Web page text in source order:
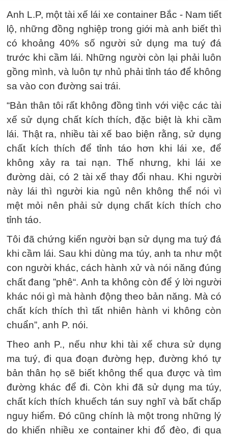
Anh L.P, một tài xế lái xe container Bắc - Nam tiết
lộ, những đồng nghiệp trong giới mà anh biết thì
có khoảng 40% số người sử dụng ma tuý đá
trước khi cầm lái. Những người còn lại phải luôn
gồng mình, và luôn tự nhủ phải tỉnh táo để không
sa vào con đường sai trái.
“Bản thân tôi rất không đồng tình với việc các tài
xế sử dụng chất kích thích, đặc biệt là khi cầm
lái. Thật ra, nhiều tài xế bao biện rằng, sử dụng
chất kích thích để tỉnh táo hơn khi lái xe, để
không xảy ra tai nạn. Thế nhưng, khi lái xe
đường dài, có 2 tài xế thay đổi nhau. Khi người
này lái thì người kia ngủ nên không thể nói vì
mệt mỏi nên phải sử dụng chất kích thích cho
tỉnh táo.
Tôi đã chứng kiến người bạn sử dụng ma tuý đá
khi cầm lái. Sau khi dùng ma túy, anh ta như một
con người khác, cách hành xử và nói năng đúng
chất đang ”phê“. Anh ta không còn để ý lời người
khác nói gì mà hành động theo bản năng. Mà có
chất kích thích thì tất nhiên hành vi không còn
chuẩn”, anh P. nói.
Theo anh P., nếu như khi tài xế chưa sử dụng
ma tuý, đi qua đoạn đường hẹp, đường khó tự
bản thân họ sẽ biết không thể qua được và tìm
đường khác để đi. Còn khi đã sử dụng ma túy,
chất kích thích khuếch tán suy nghĩ và bất chấp
nguy hiểm. Đó cũng chính là một trong những lý
do khiến nhiều xe container khi đổ đèo, đi qua